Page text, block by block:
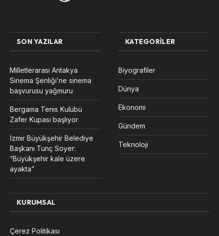
SON YAZILAR
Milletlerarası Antakya
Sinema Şenliği’ne sinema
başvurusu yağmuru
Bergama Tenis Kulübü
Zafer Kupası başlıyor
İzmir Büyükşehir Belediye
Başkanı Tunç Soyer:
“Büyükşehir kale üzere
ayakta”
KATEGORILER
Biyografiler
Dünya
Ekonomi
Gündem
Teknoloji
KURUMSAL
Çerez Politikası